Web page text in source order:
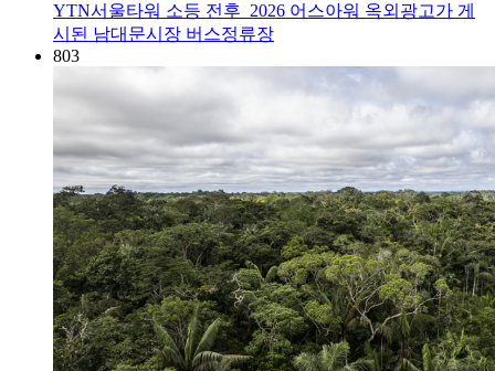
YTN서울타워 소등 전후 2026 어스아워 옥외광고가 게
시된 남대문시장 버스정류장
803